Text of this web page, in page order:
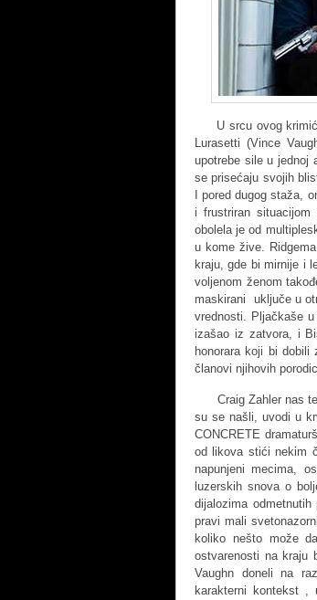
U srcu ovog krimića
Lurasetti (Vince
upotrebe sile u jednoj
se prisećaju svojih
I pored dugog staža,
i frustriran situacijom
obolela je od
u kome žive.
kraju, gde bi mirnije i
voljenom ženom
maskirani uključe u
vrednosti. Pljačkaše
izašao iz zatvora, i
honorara koji bi
članovi njihovih
Craig Zahler nas
su se našli, uvodi u
CONCRETE
od likova stići nekim
napunjeni mecima,
luzerskih snova o
dijalozima
pravi mali
koliko nešto može
ostvarenosti na kraju
Vaughn doneli na
karakterni kontekst ,